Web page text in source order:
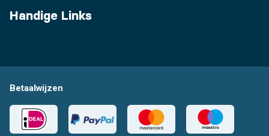
Handige Links
Betaalwijzen